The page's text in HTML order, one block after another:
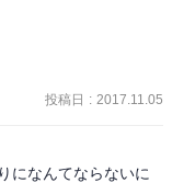
り。厄介だと思って
ボケしてるゆうちゃ
投稿日 : 2017.11.05
になんてならないに